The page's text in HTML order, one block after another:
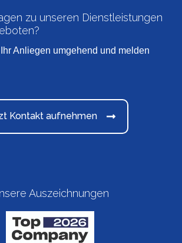
zu unseren Dienstleistungen
Anliegen umgehend und melden
Kontakt aufnehmen
Auszeichnungen